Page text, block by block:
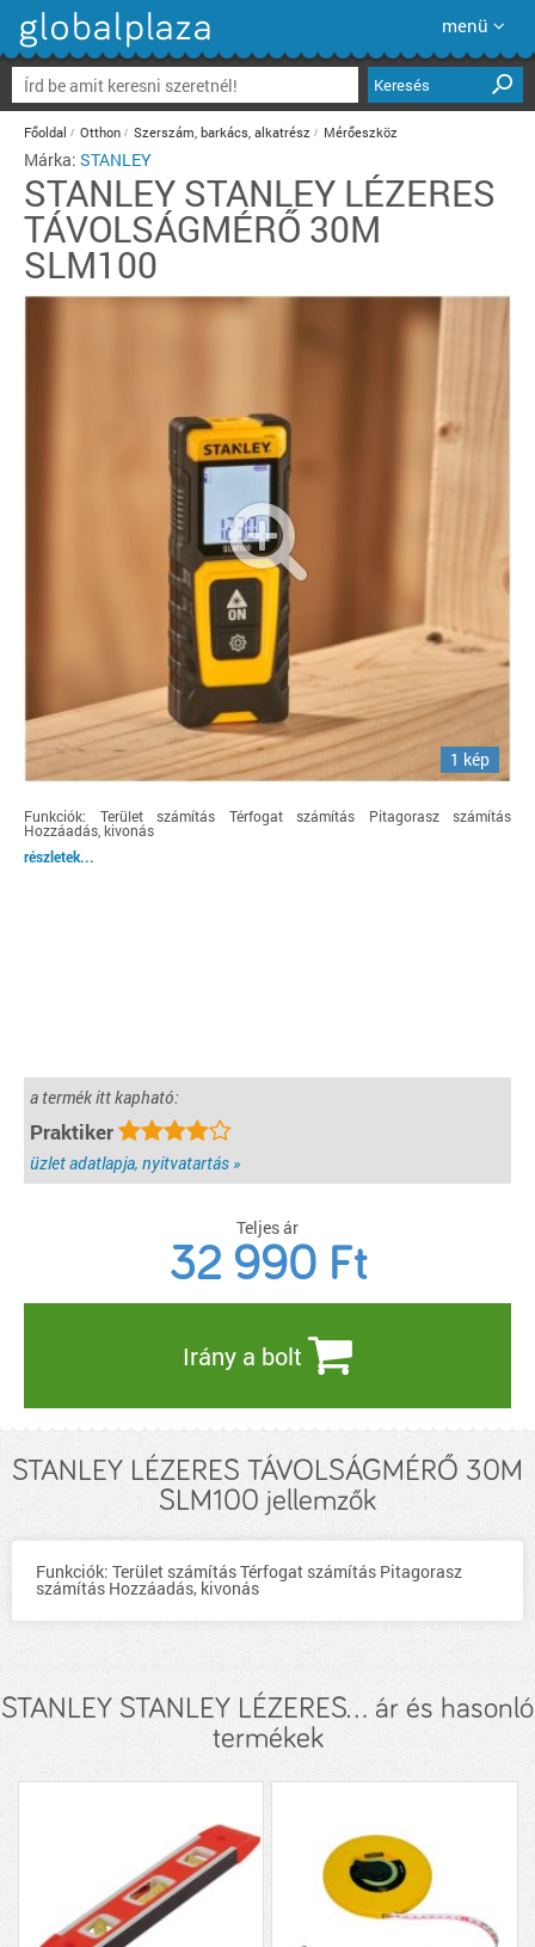
menü
Keresés
Főoldal Otthon Szerszám, barkács, alkatrész Mérőeszköz
Márka: STANLEY
STANLEY STANLEY LÉZERES
TÁVOLSÁGMÉRŐ 30M
SLM100
1 kép
Funkciók: Terület számítás Térfogat számítás Pitagorasz számítás
Hozzáadás, kivonás
részletek...
a termék itt kapható:
Praktiker
üzlet adatlapja, nyitvatartás »
Teljes ár
32 990 Ft
Irány a bolt
STANLEY LÉZERES TÁVOLSÁGMÉRŐ 30M
SLM100 jellemzők
Funkciók: Terület számítás Térfogat számítás Pitagorasz
számítás Hozzáadás, kivonás
STANLEY STANLEY LÉZERES... ár és hasonló
termékek